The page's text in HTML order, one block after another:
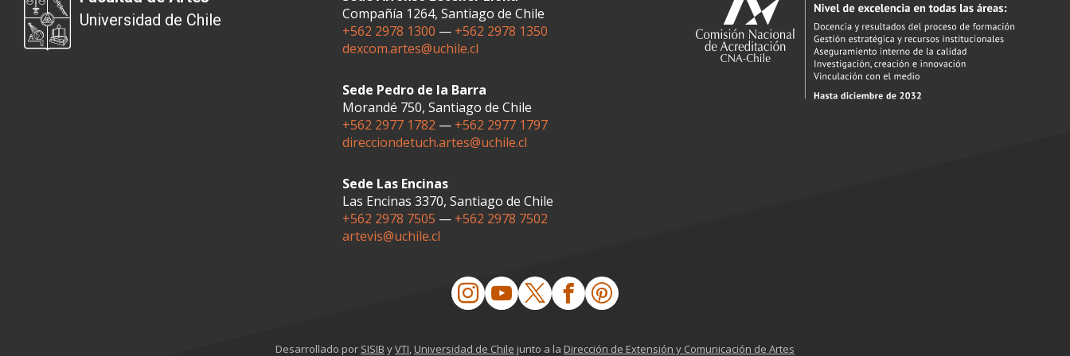
Universidad de Chile
Compañía 1264, Santiago de Chile
+562 2978 1300 — +562 2978 1350
dexcom.artes@uchile.cl
Sede Pedro de la Barra
Morandé 750, Santiago de Chile
+562 2977 1782 — +562 2977 1797
direcciondetuch.artes@uchile.cl
Sede Las Encinas
Las Encinas 3370, Santiago de Chile
+562 2978 7505 — +562 2978 7502
artevis@uchile.cl
Desarrollado por SISIB yVTI, Universidad de Chile junto a la Dirección de Extensión y Comunicación de Artes